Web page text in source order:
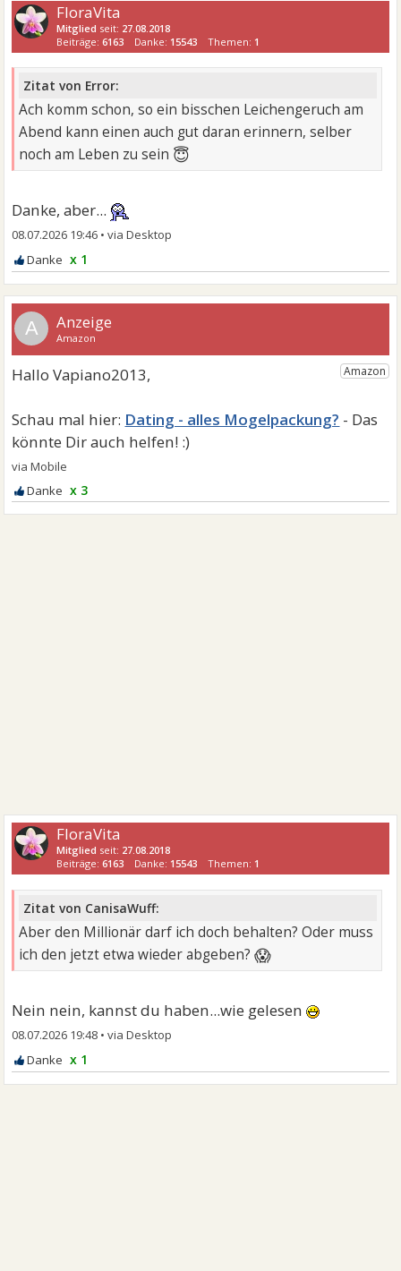
FloraVita
Mitglied seit: 27.08.2018
Beiträge:6163 Danke: 15543 Themen: 1
Zitat von Error:
Ach komm schon, so ein bisschen Leichengeruch am
Abend kann einen auch gut daran erinnern, selber
noch am Leben zu sein 😇
Danke, aber...
08.07.2026 19:46 •
x 1
A
Dating - alles Mogelpackung?
x 3
FloraVita
Mitglied seit: 27.08.2018
Beiträge:6163 Danke: 15543 Themen: 1
Zitat von CanisaWuff:
Aber den Millionär darf ich doch behalten? Oder muss
ich den jetzt etwa wieder abgeben?😱
Nein nein, kannst du haben...wie gelesen
08.07.2026 19:48 •
x 1